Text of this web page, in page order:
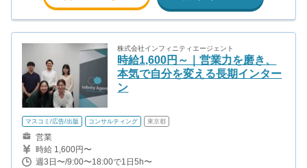
株式会社インフィニティエージェント
時給1,600円～｜営業力を磨き、
本気で自分を変える長期インター
ン
マスコミ/広告/出版 コンサルティング 東京都
営業
時給 1,600円〜
週3日〜/9:00〜18:00で1日5h〜